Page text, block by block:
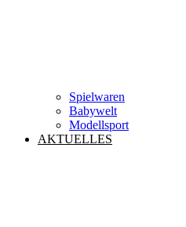
Spielwaren
Babywelt
Modellsport
AKTUELLES